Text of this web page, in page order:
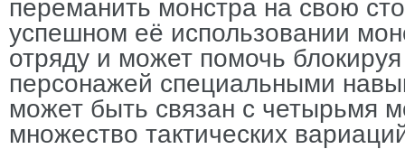
переманить монстра на свою
успешном её использовании
отряду и может помочь
персонажей специальными
может быть связан с четырьмя
множество тактических